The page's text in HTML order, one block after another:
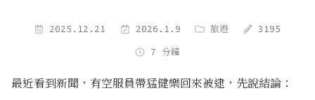
2025.12.21 2026.1.9 旅遊 3195
7 分鐘
最近看到新聞，有空服員帶猛健樂回來被逮，先說結論：